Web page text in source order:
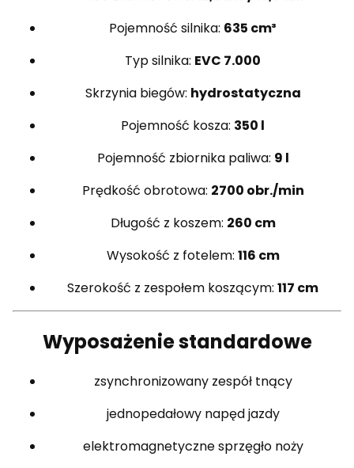
Pojemność silnika: 635 cm³
Typ silnika: EVC 7.000
Skrzynia biegów: hydrostatyczna
Pojemność kosza: 350 l
Pojemność zbiornika paliwa: 9 l
Prędkość obrotowa: 2700 obr./min
Długość z koszem: 260 cm
Wysokość z fotelem: 116 cm
Szerokość z zespołem koszącym: 117 cm
Wyposażenie standardowe
zsynchronizowany zespół tnący
jednopedałowy napęd jazdy
elektromagnetyczne sprzęgło noży